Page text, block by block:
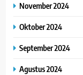
November 2024
Oktober 2024
September 2024
Agustus 2024